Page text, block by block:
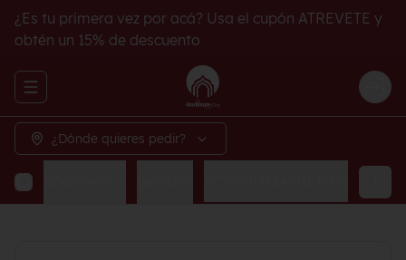
¿Es tu primera vez por acá? Usa el cupón ATREVETE y
obtén un 15% de descuento
Abrir menu de navegación
¿Dónde quieres pedir?